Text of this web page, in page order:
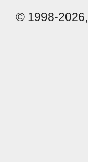
© 1998-2026,